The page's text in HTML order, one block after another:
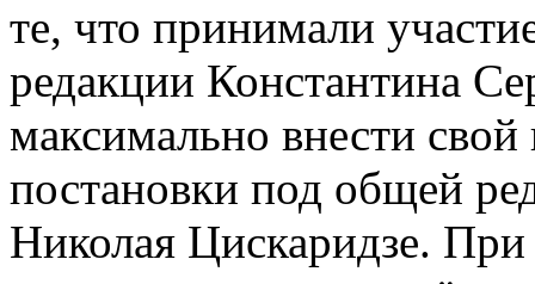
те, что принимали
редакции Константина
максимально внести
постановки под общей
Николая Цискаридзе. При